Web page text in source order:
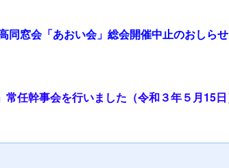
同窓会「あおい会」総会開催中止のおしら
任幹事会を行いました（令和３年５月15日